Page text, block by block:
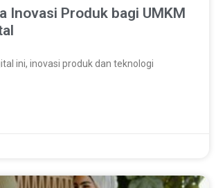
Inovasi Produk bagi UMKM
ini, inovasi produk dan teknologi